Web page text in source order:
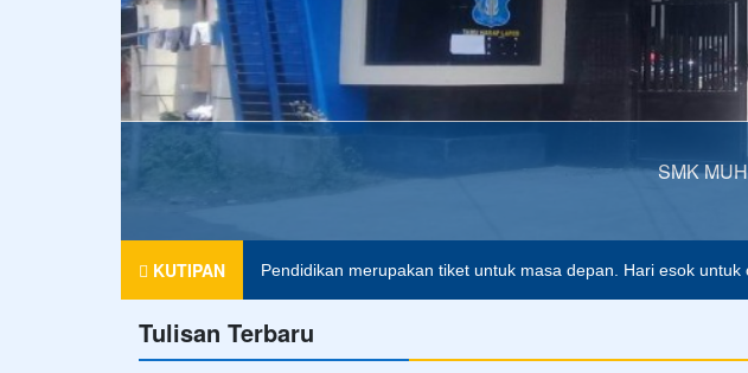
KUTIPAN Pendidikan merupakan tiket untuk masa depan. Hari esok
Tulisan Terbaru